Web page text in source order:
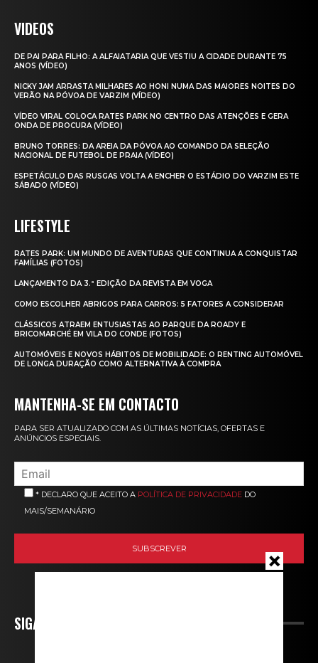
VIDEOS
DE PAI PARA FILHO: A ALFAIATARIA QUE VESTIU A CIDADE DURANTE 75
ANOS (VÍDEO)
NICKY JAM ARRASTA MILHARES AO HONI NUMA DAS MAIORES NOITES DO
VERÃO NA PÓVOA DE VARZIM (VÍDEO)
VÍDEO VIRAL COLOCA RATES PARK NO CENTRO DAS ATENÇÕES E GERA
ONDA DE PROCURA (VÍDEO)
BRUNO TORRES: DA AREIA DA PÓVOA AO COMANDO DA SELEÇÃO
NACIONAL DE FUTEBOL DE PRAIA (VÍDEO)
ESPETÁCULO DAS RUSGAS VOLTA A ENCHER O ESTÁDIO DO VARZIM ESTE
SÁBADO (VÍDEO)
LIFESTYLE
RATES PARK: UM MUNDO DE AVENTURAS QUE CONTINUA A CONQUISTAR
FAMÍLIAS (FOTOS)
LANÇAMENTO DA 3.ª EDIÇÃO DA REVISTA EM VOGA
COMO ESCOLHER ABRIGOS PARA CARROS: 5 FATORES A CONSIDERAR
CLÁSSICOS ATRAEM ENTUSIASTAS AO PARQUE DA ROADY E
BRICOMARCHÉ EM VILA DO CONDE (FOTOS)
AUTOMÓVEIS E NOVOS HÁBITOS DE MOBILIDADE: O RENTING AUTOMÓVEL
DE LONGA DURAÇÃO COMO ALTERNATIVA À COMPRA
MANTENHA-SE EM CONTACTO
PARA SER ATUALIZADO COM AS ÚLTIMAS NOTÍCIAS, OFERTAS E
ANÚNCIOS ESPECIAIS.
* DECLARO QUE ACEITO A POLÍTICA DE PRIVACIDADE DO
MAIS/SEMANÁRIO
SIGA-NOS